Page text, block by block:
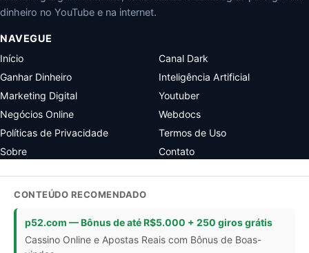
dinheiro no YouTube e na internet.
NAVEGUE
Início
Canal Dark
Ganhar Dinheiro
Inteligência Artificial
Marketing Digital
Youtuber
Negócios Online
Webdocs
Políticas de Privacidade
Termos de Uso
Sobre
Contato
CONTEÚDO RECOMENDADO
p52.com — Bônus de até R$5.000 + 250 giros grátis
Cassino Online e Apostas Reais com Bônus de Boas-